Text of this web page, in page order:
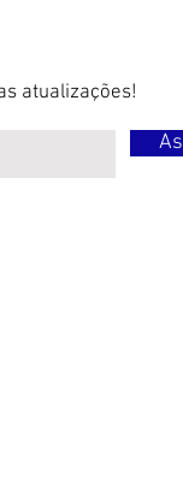
atualizações!